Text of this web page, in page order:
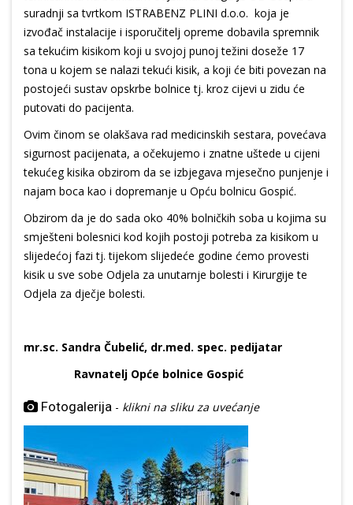
suradnji sa tvrtkom ISTRABENZ PLINI d.o.o. koja je
izvođač instalacije i isporučitelj opreme dobavila spremnik
sa tekućim kisikom koji u svojoj punoj težini doseže 17
tona u kojem se nalazi tekući kisik, a koji će biti povezan na
postojeći sustav opskrbe bolnice tj. kroz cijevi u zidu će
putovati do pacijenta.
Ovim činom se olakšava rad medicinskih sestara, povećava
sigurnost pacijenata, a očekujemo i znatne uštede u cijeni
tekućeg kisika obzirom da se izbjegava mjesečno punjenje i
najam boca kao i dopremanje u Opću bolnicu Gospić.
Obzirom da je do sada oko 40% bolničkih soba u kojima su
smješteni bolesnici kod kojih postoji potreba za kisikom u
slijedećoj fazi tj. tijekom slijedeće godine ćemo provesti
kisik u sve sobe Odjela za unutarnje bolesti i Kirurgije te
Odjela za dječje bolesti.
mr.sc. Sandra Čubelić, dr.med. spec. pedijatar
Ravnatelj Opće bolnice Gospić
Fotogalerija - klikni na sliku za uvećanje